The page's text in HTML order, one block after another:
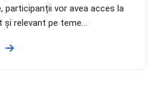
participanții vor avea acces la
relevant pe teme...